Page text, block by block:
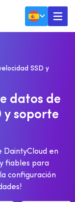
SSD y
E DATOS DE
Y SOPORTE
DaintyCloud en
fiables para
configuración